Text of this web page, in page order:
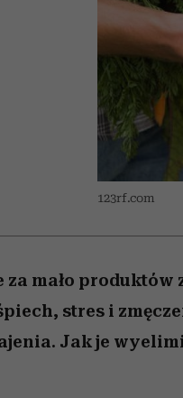
123rf.com
za mało
stres i
Jak je